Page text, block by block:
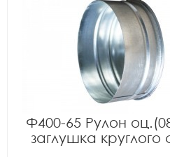
Ф400-65 Рулон
заглушка круглого